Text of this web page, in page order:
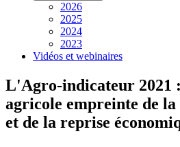
2026
2025
2024
2023
Vidéos et webinaires
L'Agro-indicateur 2021
agricole empreinte de
et de la reprise